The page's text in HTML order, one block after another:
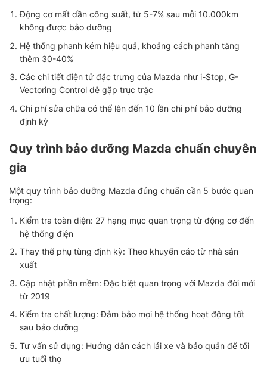
Động cơ mất dần công suất, từ 5-7% sau mỗi 10.000km
không được bảo dưỡng
Hệ thống phanh kém hiệu quả, khoảng cách phanh tăng
thêm 30-40%
Các chi tiết điện tử đặc trưng của Mazda như i-Stop, G-
Vectoring Control dễ gặp trục trặc
Chi phí sửa chữa có thể lên đến 10 lần chi phí bảo dưỡng
định kỳ
Quy trình bảo dưỡng Mazda chuẩn chuyên
gia
Một quy trình bảo dưỡng Mazda đúng chuẩn cần 5 bước quan
trọng:
Kiểm tra toàn diện: 27 hạng mục quan trọng từ động cơ đến
hệ thống điện
Thay thế phụ tùng định kỳ: Theo khuyến cáo từ nhà sản
xuất
Cập nhật phần mềm: Đặc biệt quan trọng với Mazda đời mới
từ 2019
Kiểm tra chất lượng: Đảm bảo mọi hệ thống hoạt động tốt
sau bảo dưỡng
Tư vấn sử dụng: Hướng dẫn cách lái xe và bảo quản để tối
ưu tuổi thọ